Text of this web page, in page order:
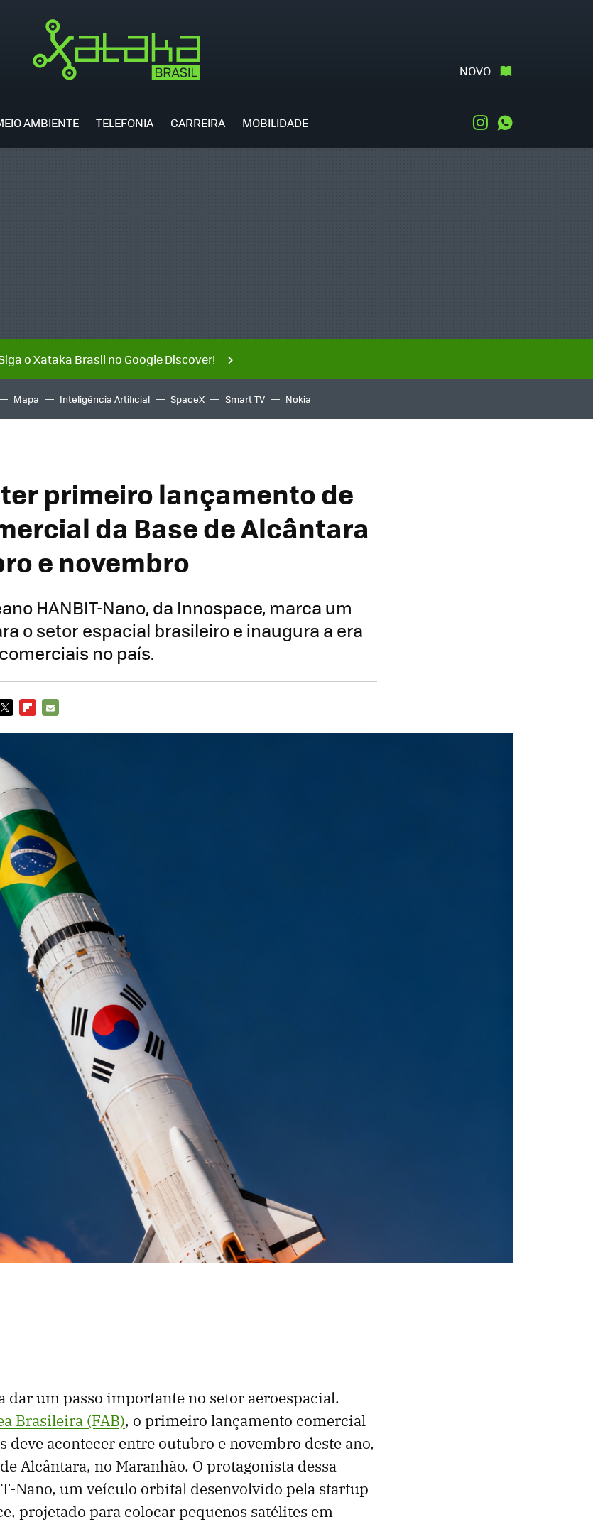
NOVO
AMBIENTE TELEFONIA CARREIRA MOBILIDADE Instagram
o Xataka Brasil no Google Discover!
Mapa Inteligência Artificial SpaceX Smart TV Nokia
primeiro lançamento de
da Base de Alcântara
e novembro
HANBIT-Nano, da Innospace, marca um
o setor espacial brasileiro e inaugura a era
no país.
dar um passo importante no setor aeroespacial.
Brasileira (FAB), o primeiro lançamento comercial
deve acontecer entre outubro e novembro deste ano,
Alcântara, no Maranhão. O protagonista dessa
Nano, um veículo orbital desenvolvido pela startup
projetado para colocar pequenos satélites em